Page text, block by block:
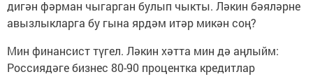
дигән фәрман чыгарган булып чыкты. Ләкин бәяләрне
авызлыкларга бу гына ярдәм итәр микән соң?
Мин финансист түгел. Ләкин хәтта мин дә аңлыйм:
Россиядәге бизнес 80-90 процентка кредитлар